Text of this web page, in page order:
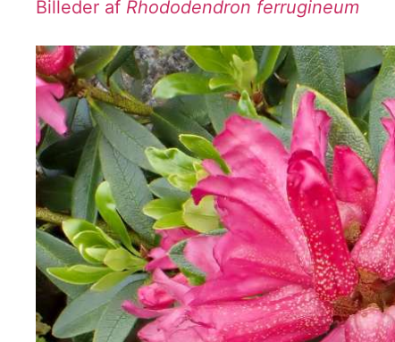
Billeder af Rhododendron ferrugineum